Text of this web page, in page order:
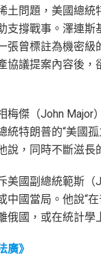
土問題，美國總
支撐戰事。澤連斯
張曾標註為機密級
協議提案內容後，
梅傑（John Major
統特朗普的“美國
說，同時不斷滋長
美國副總統範斯（
中國當局。他說“
俄國，或在統計學
廣》